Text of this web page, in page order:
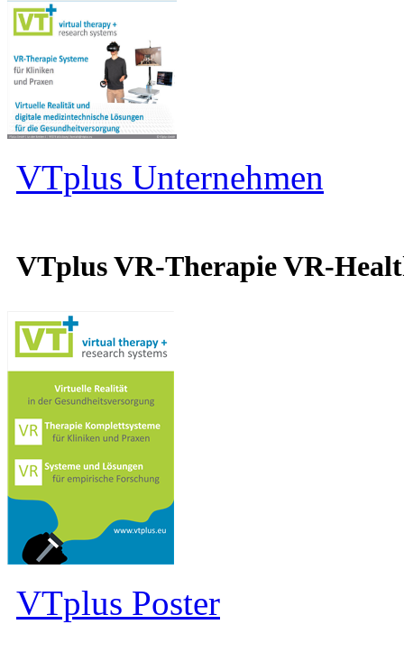
VTplus Unternehmen
VTplus VR-Therapie VR-
VTplus Poster